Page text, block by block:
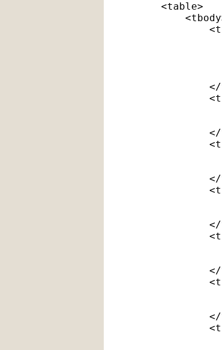
        <table>